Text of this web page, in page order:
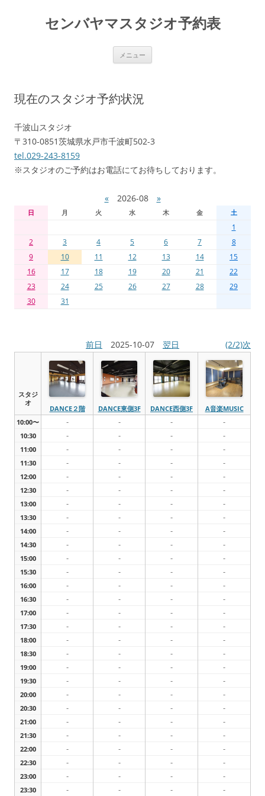
センバヤマスタジオ予約表
メニュー
現在のスタジオ予約状況
千波山スタジオ
〒310-0851茨城県水戸市千波町502-3
tel.029-243-8159
※スタジオのご予約はお電話にてお待ちしております。
« 2026-08 »
日 月 火 水 木 金 土
1
2
3 4 5 6 7
8
9
10 11 12 13 14
15
16
17 18 19 20 21
22
23
24 25 26 27 28
29
30
31
前日 2025-10-07 翌日 (2/2)次
スタジ
オ
DANCE２階 DANCE東側3F DANCE西側3F
A音楽MUSIC
10:00〜
- - - -
10:30 - - - -
11:00 - - - -
11:30 - - - -
12:00 - - - -
12:30 - - - -
13:00 - - - -
13:30 - - - -
14:00 - - - -
14:30 - - - -
15:00 - - - -
15:30 - - - -
16:00 - - - -
16:30 - - - -
17:00 - - - -
17:30 - - - -
18:00 - - - -
18:30 - - - -
19:00 - - - -
19:30 - - - -
20:00 - - - -
20:30 - - - -
21:00 - - - -
21:30 - - - -
22:00 - - - -
22:30 - - - -
23:00 - - - -
23:30 - - - -